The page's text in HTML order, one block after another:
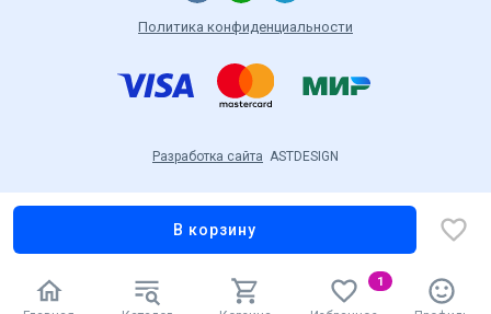
1
В корзину
Политика конфиденциальности
Разработка сайта ASTDESIGN